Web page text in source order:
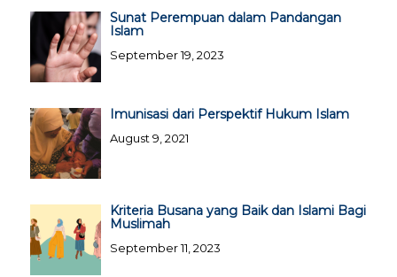
Sunat Perempuan dalam Pandangan
Islam
September 19, 2023
Imunisasi dari Perspektif Hukum Islam
August 9, 2021
Kriteria Busana yang Baik dan Islami Bagi
Muslimah
September 11, 2023